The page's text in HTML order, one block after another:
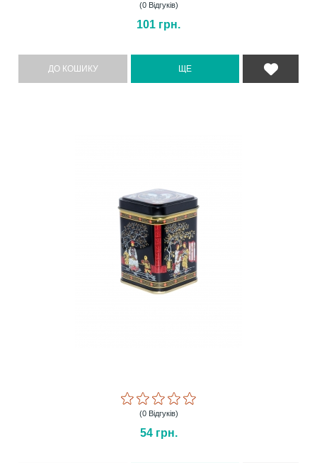
(0 Відгуків)
101 грн.
(0 Відгуків)
54 грн.